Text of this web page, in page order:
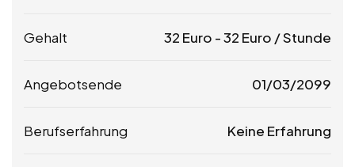
Gehalt 32 Euro -32 Euro / Stunde
Angebotsende 01/03/2099
Berufserfahrung Keine Erfahrung